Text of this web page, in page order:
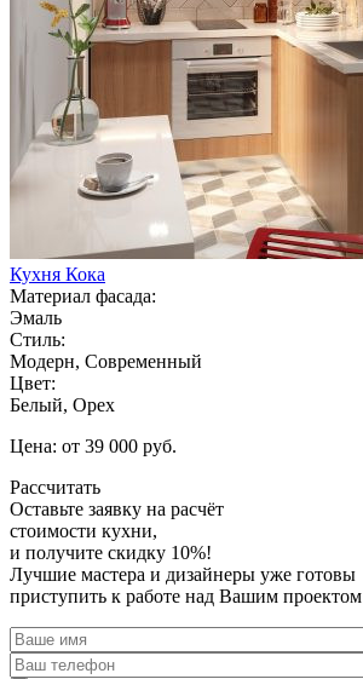
Кухня Кока
Материал фасада:
Эмаль
Стиль:
Модерн, Современный
Цвет:
Белый, Орех
Цена: от 39 000 руб.
Рассчитать
Оставьте заявку на расчёт
стоимости кухни,
и получите скидку 10%!
Лучшие мастера и дизайнеры уже готовы
приступить к работе над Вашим проектом